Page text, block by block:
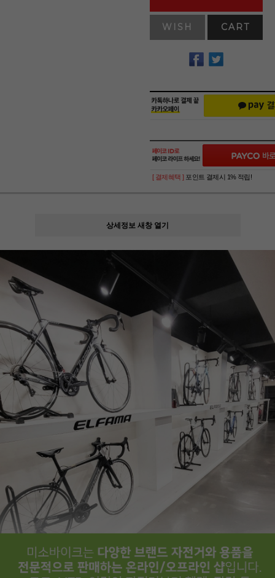
WISH CART
페이코 ID로
[ 결제혜택 ] 포인트 결제시 1% 적립!
상세정보 새창 열기